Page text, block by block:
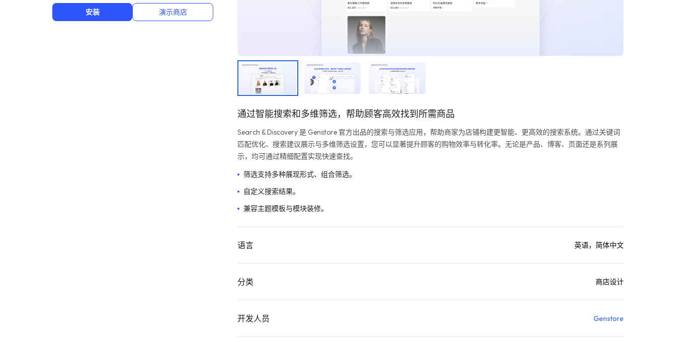
安装 演示商店
通过智能搜索和多维筛选，帮助顾客高效找到所需商品
Search & Discovery 是 Genstore 官方出品的搜索与筛选应用，帮助商家为店铺构建更智能、更高效的搜索系统。通过关键词
匹配优化、搜索建议展示与多维筛选设置，您可以显著提升顾客的购物效率与转化率。无论是产品、博客、页面还是系列展
示，均可通过精细配置实现快速查找。
筛选支持多种展现形式、组合筛选。
自定义搜索结果。
兼容主题模板与模块装修。
语言 英语，简体中文
分类 商店设计
开发人员 Genstore